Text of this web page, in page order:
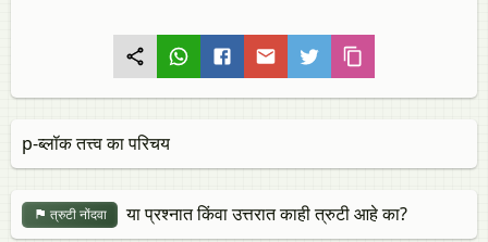
p-ब्लॉक तत्त्व का परिचय
त्रुटी नोंदवा या प्रश्नात किंवा उत्तरात काही त्रुटी आहे का?